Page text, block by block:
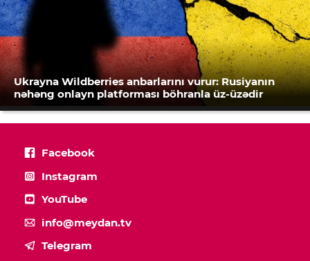
Ukrayna Wildberries anbarlarını vurur: Rusiyanın
nəhəng onlayn platforması böhranla üz-üzədir
Facebook
Instagram
YouTube
info@meydan.tv
Telegram